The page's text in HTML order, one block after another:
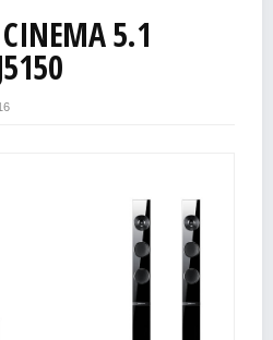
Mai Bune Boxe Portabile
de Căști Wireless Gaming în 2023
5.1